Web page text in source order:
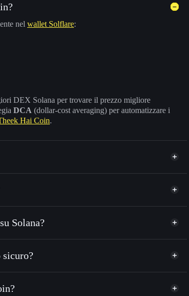
nel wallet Solflare:
DEX Solana per trovare il prezzo migliore
DCA (dollar-cost averaging) per automatizzare i
Hai Coin.
o in migliaia di altri token Solana al prezzo
COIN nel tempo
pubblicamente i wallet usando l’Aggregatore di
Solana?
sicuro?
wallet non-custodial Solflare